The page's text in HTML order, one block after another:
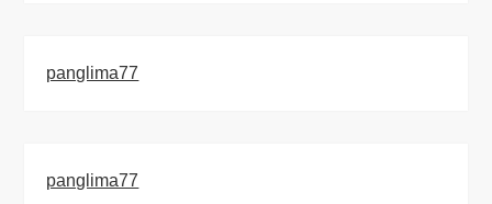
panglima77
panglima77